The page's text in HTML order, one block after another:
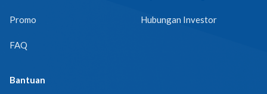
Promo
FAQ
Hubungan Investor
Bantuan